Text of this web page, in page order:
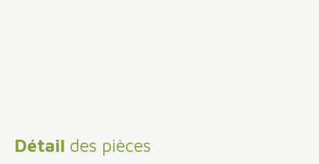
Détail des pièces